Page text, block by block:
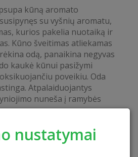
nustatymai
kūną aromato
su vyšnių aromatu,
kurios pakelia nuotaiką ir
Kūno šveitimas atliekamas
odą, panaikina negyvas
kaukė kūnui pasižymi
poveikiu. Oda
Atpalaiduojantys
nuneša į ramybės
SKAITYTI